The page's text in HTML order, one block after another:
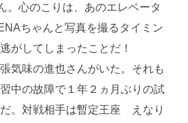
。心のこりは、あのエレベータ
ちゃんと写真を撮るタイミン
がしてしまったことだ！
気味の進也さんがいた。それも
中の故障で１年２ヵ月ぶりの試
。対戦相手は暫定王座 えなり